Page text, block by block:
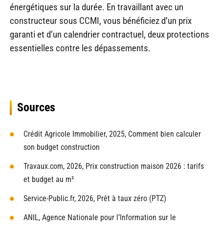
énergétiques sur la durée. En travaillant avec un
constructeur sous CCMI, vous bénéficiez d’un prix
garanti et d’un calendrier contractuel, deux protections
essentielles contre les dépassements.
Sources
Crédit Agricole Immobilier, 2025, Comment bien calculer
son budget construction
Travaux.com, 2026, Prix construction maison 2026 : tarifs
et budget au m²
Service-Public.fr, 2026, Prêt à taux zéro (PTZ)
ANIL, Agence Nationale pour l’Information sur le